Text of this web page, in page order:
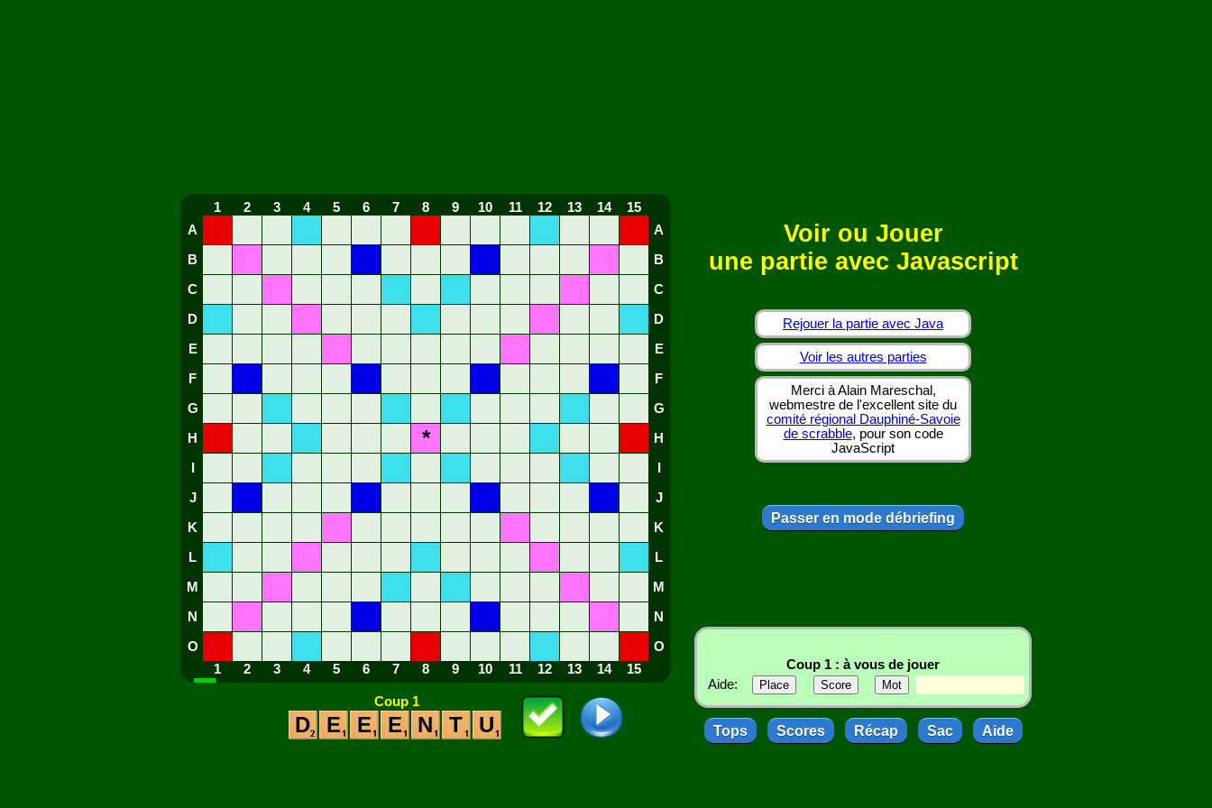
1 2 3 4 5 6 7 8 9 10 11 12 13 14
15
A
A
B B
C C
D D
E E
F F
G G
H * H
J J
K K
L L
M M
N N
O
O
1
2 3 4 5 6 7 8 9 10 11 12 13 14 15
Coup 1
D E E E N T U
Voir ou Jouer
une partie avec Javascript
Rejouer la partie avec Java
Voir les autres parties
Merci à Alain Mareschal,
webmestre de l'excellent site du
comité régional Dauphiné-Savoie
de scrabble, pour son code
JavaScript
Passer en mode débriefing
Coup 1 : à vous de jouer
Aide:
Tops Scores Récap Sac Aide